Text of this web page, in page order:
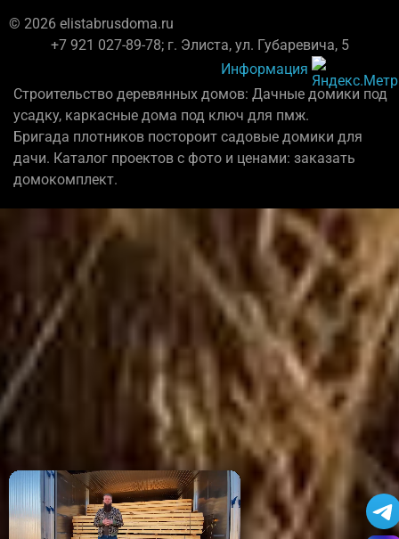
© 2026 elistabrusdoma.ru
+7 921 027-89-78; г. Элиста, ул. Губаревича, 5
Информация
Строительство деревянных домов: Дачные домики под
усадку, каркасные дома под ключ для пмж.
Бригада плотников постороит садовые домики для
дачи. Каталог проектов с фото и ценами: заказать
домокомплект.